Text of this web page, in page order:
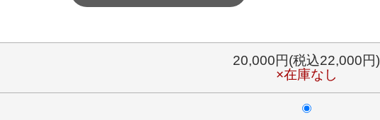
20,000円(税込22,000円)
×在庫なし